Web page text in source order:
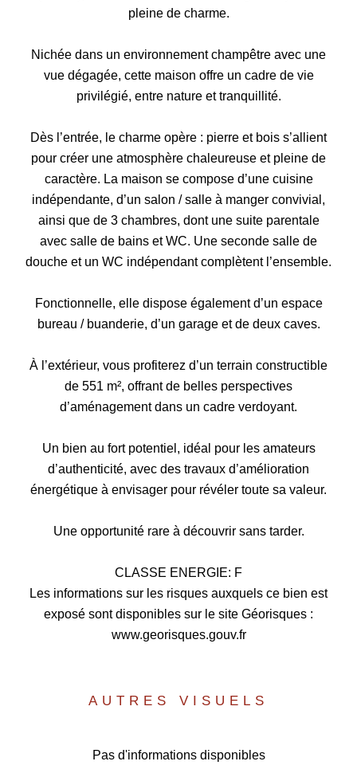
pleine de charme.
Nichée dans un environnement champêtre avec une
vue dégagée, cette maison offre un cadre de vie
privilégié, entre nature et tranquillité.
Dès l’entrée, le charme opère : pierre et bois s’allient
pour créer une atmosphère chaleureuse et pleine de
caractère. La maison se compose d’une cuisine
indépendante, d’un salon / salle à manger convivial,
ainsi que de 3 chambres, dont une suite parentale
avec salle de bains et WC. Une seconde salle de
douche et un WC indépendant complètent l’ensemble.
Fonctionnelle, elle dispose également d’un espace
bureau / buanderie, d’un garage et de deux caves.
À l’extérieur, vous profiterez d’un terrain constructible
de 551 m², offrant de belles perspectives
d’aménagement dans un cadre verdoyant.
Un bien au fort potentiel, idéal pour les amateurs
d’authenticité, avec des travaux d’amélioration
énergétique à envisager pour révéler toute sa valeur.
Une opportunité rare à découvrir sans tarder.
CLASSE ENERGIE: F
Les informations sur les risques auxquels ce bien est
exposé sont disponibles sur le site Géorisques :
www.georisques.gouv.fr
AUTRES VISUELS
Pas d'informations disponibles